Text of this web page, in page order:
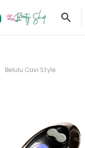
Belulu Cavi Style